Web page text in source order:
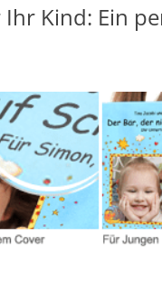
Kind: Ein